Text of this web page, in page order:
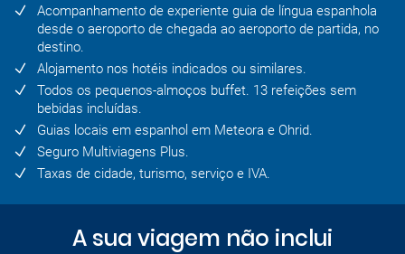
Acompanhamento de experiente guia de língua espanhola
desde o aeroporto de chegada ao aeroporto de partida, no
destino.
Alojamento nos hotéis indicados ou similares.
Todos os pequenos-almoços buffet. 13 refeições sem
bebidas incluídas.
Guias locais em espanhol em Meteora e Ohrid.
Seguro Multiviagens Plus.
Taxas de cidade, turismo, serviço e IVA.
A sua viagem não inclui